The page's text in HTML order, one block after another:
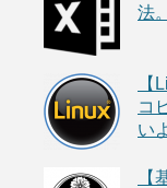
法。
【
コ
い
【